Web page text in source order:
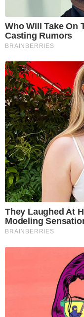
Who Will Take On
Casting Rumors
BRAINBERRIES
They Laughed At
Modeling
BRAINBERRIES